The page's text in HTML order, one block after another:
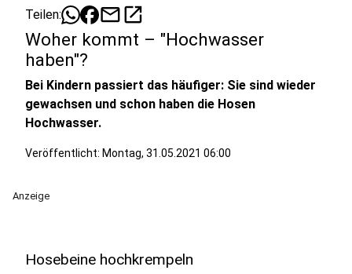
Teilen: mailopen_in_new
Woher kommt – "Hochwasser
haben"?
Bei Kindern passiert das häufiger: Sie sind wieder
gewachsen und schon haben die Hosen
Hochwasser.
Veröffentlicht: Montag, 31.05.2021 06:00
Anzeige
Hosebeine hochkrempeln